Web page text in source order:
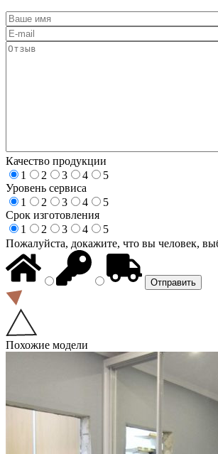
Качество продукции
1
2 3 4
5
Уровень сервиса
1
2 3 4
5
Срок изготовления
1
2 3 4
5
Пожалуйста, докажите, что вы человек,
Похожие модели